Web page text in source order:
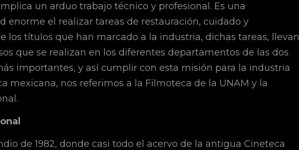
un arduo trabajo técnico y profesional. Es una
enorme el realizar tareas de restauración, cuidado y
los títulos que han marcado a la industria, dichas tareas, llevan
que se realizan en los diferentes departamentos de las dos
importantes, y así cumplir con esta misión para la industria
mexicana, nos referimos a la Filmoteca de la UNAM y la
de 1982, donde casi todo el acervo de la antigua Cineteca